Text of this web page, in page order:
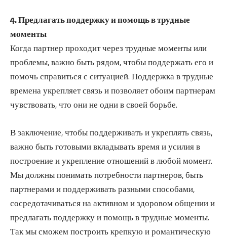
4. Предлагать поддержку и помощь в трудные
моменты
Когда партнер проходит через трудные моменты или
проблемы, важно быть рядом, чтобы поддержать его и
помочь справиться с ситуацией. Поддержка в трудные
времена укрепляет связь и позволяет обоим партнерам
чувствовать, что они не одни в своей борьбе.
В заключение, чтобы поддерживать и укреплять связь,
важно быть готовыми вкладывать время и усилия в
построение и укрепление отношений в любой момент.
Мы должны понимать потребности партнеров, быть
партнерами и поддерживать разными способами,
сосредотачиваться на активном и здоровом общении и
предлагать поддержку и помощь в трудные моменты.
Так мы сможем построить крепкую и романтическую